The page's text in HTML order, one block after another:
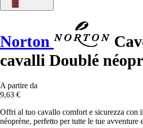
Norton
cavalli Doublé
A partire da
9,63 €
Offri al tuo cavallo comfort e sicurezza
néoprène, perfetto per tutte le tue avventure